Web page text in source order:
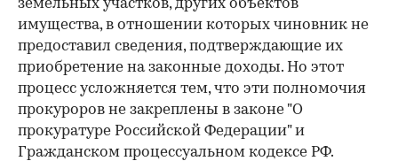
земельных участков, других объектов
имущества, в отношении которых чиновник не
предоставил сведения, подтверждающие их
приобретение на законные доходы. Но этот
процесс усложняется тем, что эти полномочия
прокуроров не закреплены в законе "О
прокуратуре Российской Федерации" и
Гражданском процессуальном кодексе РФ.